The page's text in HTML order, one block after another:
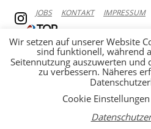
JOBS KONTAKT IMPRESSUM
Wir setzen auf unserer Website
sind funktionell, während
Seitennutzung auszuwerten
zu verbessern. Näheres
Cookie Einstellungen